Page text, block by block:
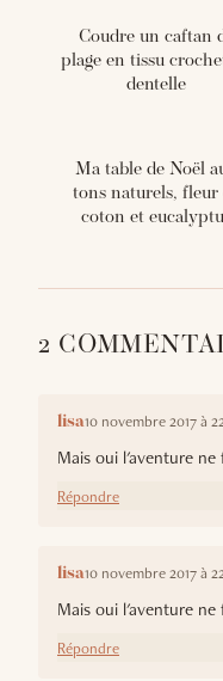
Coudre un caftan
plage en tissu
dentelle
Ma table de Noël
tons naturels, fleur
coton et
2
lisa10 novembre 2017 à
Mais oui l'aventure
Répondre
lisa10 novembre 2017 à
Mais oui l'aventure
Répondre